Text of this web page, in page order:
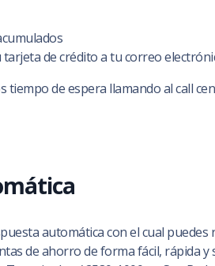
de crédito a tu correo
de espera llamando al call
automática con el cual puedes
de ahorro de forma fácil, rápida y